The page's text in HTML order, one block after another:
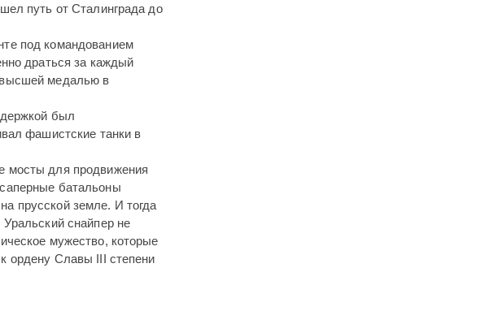
путь от Сталинграда до
под командованием
драться за каждый
высшей медалью в
был
фашистские танки в
мосты для продвижения
батальоны
прусской земле. И тогда
снайпер не
мужество, которые
ордену Славы III степени